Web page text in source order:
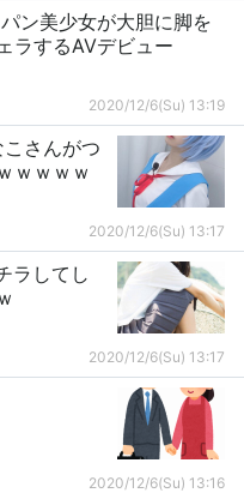
ン美少女が大胆に脚を
ラするAVデビュー
2020/12/6(Su) 13:19
こさんがつ
ｗｗｗｗ
2020/12/6(Su) 13:17
ラしてし
2020/12/6(Su) 13:17
2020/12/6(Su) 13:16